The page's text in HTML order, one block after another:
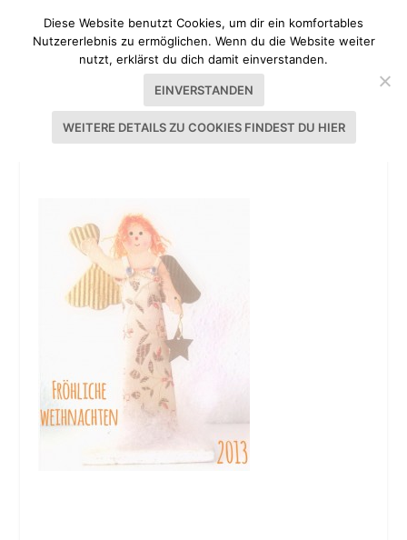
WEIHNACHTEN
Diese Website benutzt Cookies, um dir ein komfortables
Nutzererlebnis zu ermöglichen. Wenn du die Website weiter
nutzt, erklärst du dich damit einverstanden.
EINVERSTANDEN
WEITERE DETAILS ZU COOKIES FINDEST DU HIER